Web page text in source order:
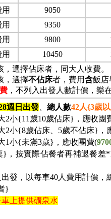
9050
9350
9800
10450
，選擇佔床者，同大人收費。
，選擇不佔床者，費用含飯店
，不列入出發人數計價，樂
週日出發 總人數42人{3歲
2小{11歲10歲佔床}，應收團
2小{8歲佔床、5歲不佔床}，
1小{未滿3歲}，應收團費(
}，按實際佔餐者再補退餐差
出發，以每車40人費用計價，
}
上提供礦泉水